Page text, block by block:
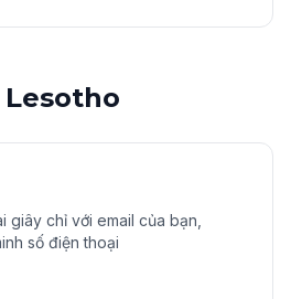
Lesotho
chỉ với email của bạn,
số điện thoại